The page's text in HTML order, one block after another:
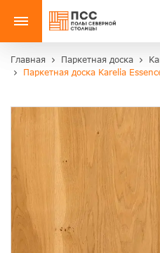
Главная Паркетная доска
Паркетная доска Karelia